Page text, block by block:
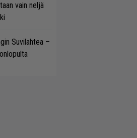
vain neljä
Suvilahtea –